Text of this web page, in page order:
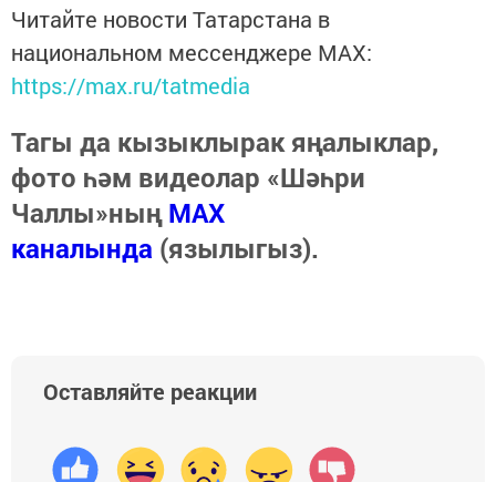
Читайте новости Татарстана в
национальном мессенджере MАХ:
https://max.ru/tatmedia
Тагы да кызыклырак яңалыклар,
фото һәм видеолар «Шәһри
Чаллы»ныңMAX
каналында (язылыгыз).
Оставляйте реакции